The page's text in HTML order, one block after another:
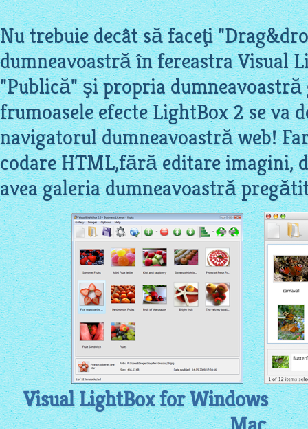
Nu trebuie decât să faceţi
dumneavoastră în fereastra Visual
"Publică" şi propria dumneavoastră
frumoasele efecte LightBox 2 se va
navigatorul dumneavoastră web!
codare HTML,fără editare imagini,
avea galeria dumneavoastră
Visual LightBox for Windows